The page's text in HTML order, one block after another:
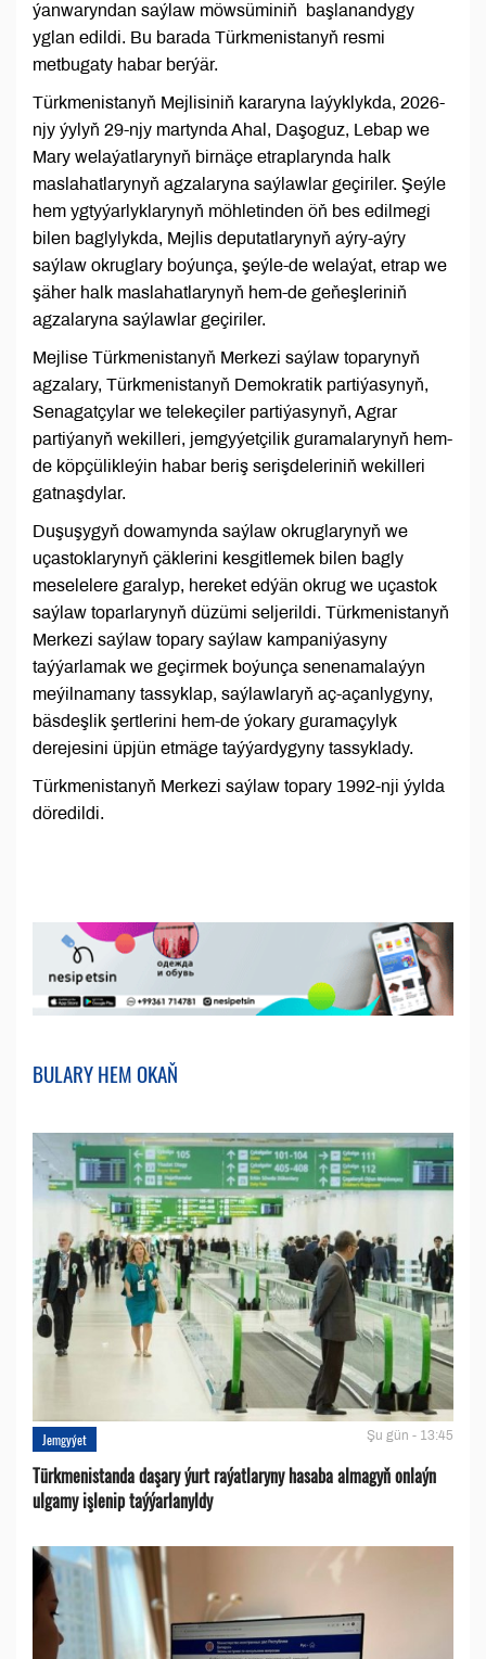
ýanwaryndan saýlaw möwsüminiň başlanandygy
yglan edildi. Bu barada Türkmenistanyň resmi
metbugaty habar berýär.
Türkmenistanyň Mejlisiniň kararyna laýyklykda, 2026-
njy ýylyň 29-njy martynda Ahal, Daşoguz, Lebap we
Mary welaýatlarynyň birnäçe etraplarynda halk
maslahatlarynyň agzalaryna saýlawlar geçiriler. Şeýle
hem ygtyýarlyklarynyň möhletinden öň bes edilmegi
bilen baglylykda, Mejlis deputatlarynyň aýry-aýry
saýlaw okruglary boýunça, şeýle-de welaýat, etrap we
şäher halk maslahatlarynyň hem-de geňeşleriniň
agzalaryna saýlawlar geçiriler.
Mejlise Türkmenistanyň Merkezi saýlaw toparynyň
agzalary, Türkmenistanyň Demokratik partiýasynyň,
Senagatçylar we telekeçiler partiýasynyň, Agrar
partiýanyň wekilleri, jemgyýetçilik guramalarynyň hem-
de köpçülikleýin habar beriş serişdeleriniň wekilleri
gatnaşdylar.
Duşuşygyň dowamynda saýlaw okruglarynyň we
uçastoklarynyň çäklerini kesgitlemek bilen bagly
meselelere garalyp, hereket edýän okrug we uçastok
saýlaw toparlarynyň düzümi seljerildi. Türkmenistanyň
Merkezi saýlaw topary saýlaw kampaniýasyny
taýýarlamak we geçirmek boýunça senenamalaýyn
meýilnamany tassyklap, saýlawlaryň aç-açanlygyny,
bäsdeşlik şertlerini hem-de ýokary guramaçylyk
derejesini üpjün etmäge taýýardygyny tassyklady.
Türkmenistanyň Merkezi saýlaw topary 1992-nji ýylda
döredildi.
BULARY HEM OKAŇ
Jemgyýet Şu gün - 13:45
Türkmenistanda daşary ýurt raýatlaryny hasaba almagyň onlaýn
ulgamy işlenip taýýarlanyldy